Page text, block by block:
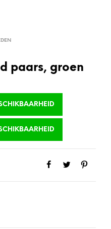
paars, groen